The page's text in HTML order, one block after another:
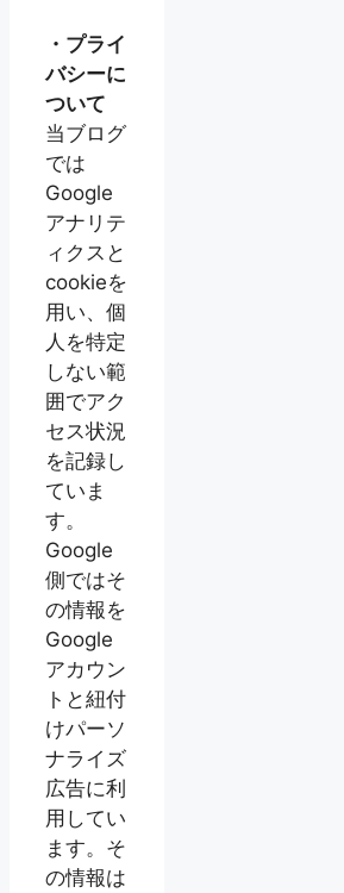
・プライ
バシーに
ついて
当ブログ
では
Google
アナリテ
ィクスと
cookieを
用い、個
人を特定
しない範
囲でアク
セス状況
を記録し
ていま
す。
Google
側ではそ
の情報を
Google
アカウン
トと紐付
けパーソ
ナライズ
広告に利
用してい
ます。そ
の情報は